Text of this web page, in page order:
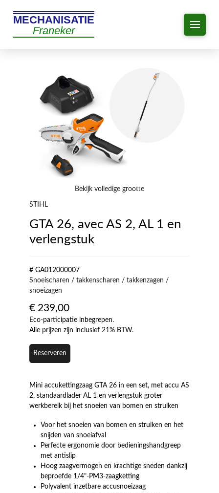
MECHANISATIE
Franeker
Bekijk volledige grootte
STIHL
GTA 26, avec AS 2, AL 1 en
verlengstuk
# GA012000007
Snoeischaren / takkenscharen / takkenzagen /
snoeizagen
€ 239,00
Eco-participatie inbegrepen.
Alle prijzen zijn inclusief 21% BTW.
Reserveren
Mini accukettingzaag GTA 26 in een set, met accu AS
2, standaardlader AL 1 en verlengstuk groter
werkbereik bij het snoeien van bomen en struiken
Voor het snoeien van bomen en struiken en het
snijden van snoeiafval
Perfecte ergonomie door bedieningshandgreep
met antislip
Hoog zaagvermogen en krachtige sneden dankzij
beproefde 1/4"-PM3-zaagketting
Polyvalent inzetbare accusnoeizaag